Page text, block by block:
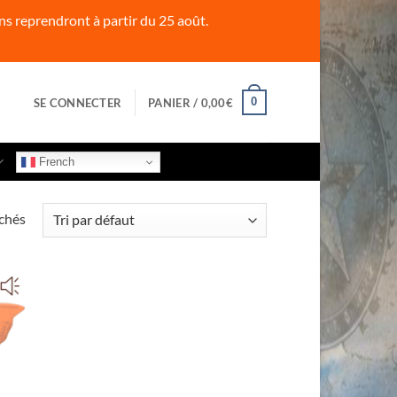
reprendront à partir du 25 août.
SE CONNECTER PANIER / 0,00€ 0
French